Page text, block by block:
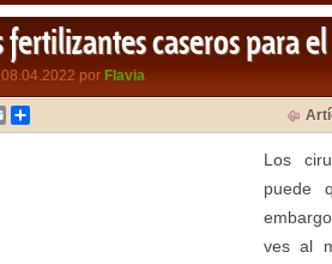
fertilizantes caseros para
por Flavia
Email
Los
puede
ves al